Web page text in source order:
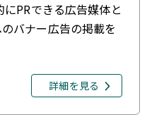
PRできる広告媒体と
バナー広告の掲載を
詳細を見る